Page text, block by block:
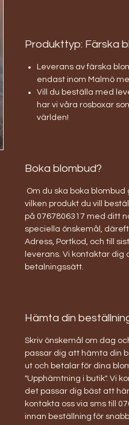
Produkttyp: Färska
Leverans av färska
endast inom Malmö
Vill du beställa med
har vi våra rosboxar
världen!
Boka blombud?
Om du ska boka
vilken produkt du vill
på 0767806317 med ditt
speciella önskemål,
Adress, Portkod, och till
leverans. Vi kontaktar dig
betalningssätt.
Hämta din
Skriv önskemål om dag
passar dig att hämta din
ut och betalar för dina
"Upphämtning i butik". Vi
det passar dig bäst att
kontakta oss via sms till
innan beställning för